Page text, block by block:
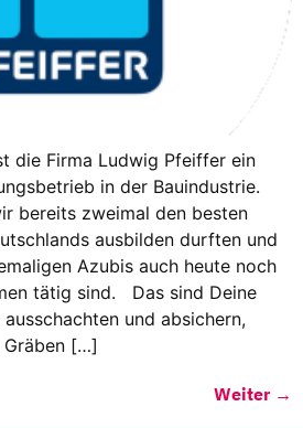
die Firma Ludwig Pfeiffer ein
in der Bauindustrie.
bereits zweimal den besten
ausbilden durften und
Azubis auch heute noch
tätig sind. Das sind Deine
und absichern,
[…]
Weiter →